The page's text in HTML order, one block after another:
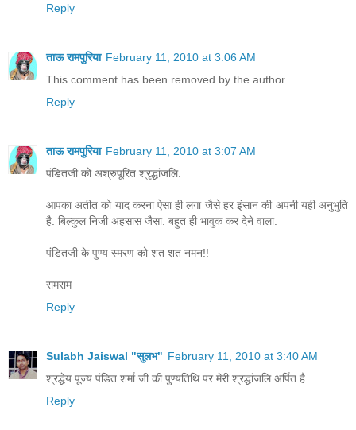
Reply
ताऊ रामपुरिया February 11, 2010 at 3:06 AM
This comment has been removed by the author.
Reply
ताऊ रामपुरिया February 11, 2010 at 3:07 AM
पंडितजी को अश्रुपूरित श्रृद्धांजलि.
आपका अतीत को याद करना ऐसा ही लगा जैसे हर इंसान की अपनी यही अनुभुति
है. बिल्कुल निजी अहसास जैसा. बहुत ही भावुक कर देने वाला.
पंडितजी के पुण्य स्मरण को शत शत नमन!!
रामराम
Reply
Sulabh Jaiswal "सुलभ" February 11, 2010 at 3:40 AM
श्रद्धेय पूज्य पंडित शर्मा जी की पुण्यतिथि पर मेरी श्रद्धांजलि अर्पित है.
Reply